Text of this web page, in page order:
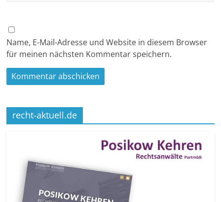
Name, E-Mail-Adresse und Website in diesem Browser
für meinen nächsten Kommentar speichern.
recht-aktuell.de